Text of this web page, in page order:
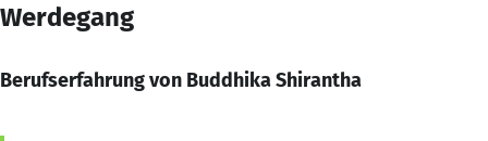
Werdegang
Berufserfahrung von Buddhika Shirantha